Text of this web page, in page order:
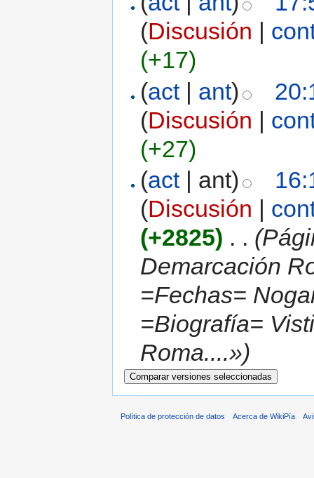
(Discusión |
(+17)
(act| ant)
(Discusión |
(+27)
(act| ant)
(Discusión |
(+2825) . .
Demarcación
=Fechas=
=Biografía=
Roma....»)
Política de protección de datos Acerca de WikiPía